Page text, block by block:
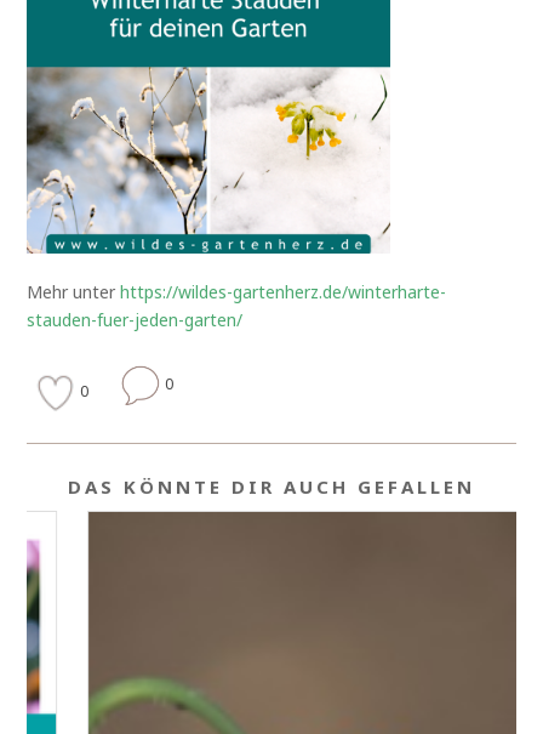
Mehr unterhttps://wildes-gartenherz.de/winterharte-
stauden-fuer-jeden-garten/
0 0
DAS KÖNNTE DIR AUCH GEFALLEN